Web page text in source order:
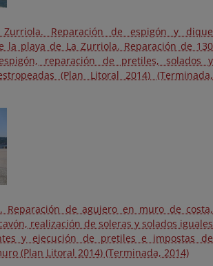
Reparación de espigón y dique
la playa de La Zurriola. Reparación de 130
reparación de pretiles, solados y
(Plan Litoral 2014) (Terminada,
Reparación de agujero en muro de costa,
realización de soleras y solados iguales
y ejecución de pretiles e impostas de
(Plan Litoral 2014) (Terminada, 2014)